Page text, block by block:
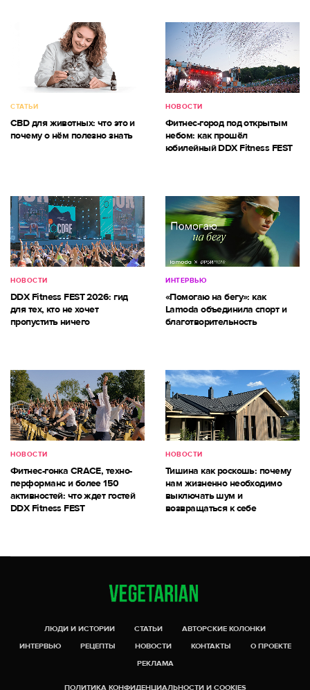
СТАТЬИ
CBD для животных: что это и
почему о нём полезно знать
НОВОСТИ
Фитнес-город под открытым
небом: как прошёл
юбилейный DDX Fitness FEST
НОВОСТИ
DDX Fitness FEST 2026: гид
для тех, кто не хочет
пропустить ничего
ИНТЕРВЬЮ
«Помогаю на бегу»: как
Lamoda объединила спорт и
благотворительность
НОВОСТИ
Фитнес-гонка CRACE, техно-
перформанс и более 150
активностей: что ждет гостей
DDX Fitness FEST
НОВОСТИ
Тишина как роскошь: почему
нам жизненно необходимо
выключать шум и
возвращаться к себе
ЛЮДИ И ИСТОРИИ СТАТЬИ
АВТОРСКИЕ КОЛОНКИ
ИНТЕРВЬЮ
РЕЦЕПТЫ НОВОСТИ КОНТАКТЫ
О ПРОЕКТЕ
РЕКЛАМА
ПОЛИТИКА КОНФИДЕНЦИАЛЬНОСТИ И COOKIES